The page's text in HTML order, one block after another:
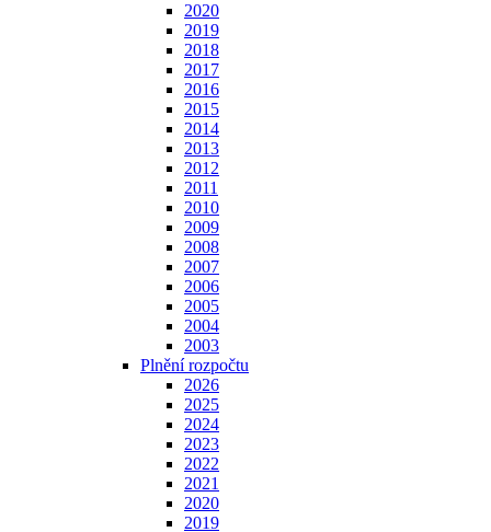
2020
2019
2018
2017
2016
2015
2014
2013
2012
2011
2010
2009
2008
2007
2006
2005
2004
2003
Plnění rozpočtu
2026
2025
2024
2023
2022
2021
2020
2019